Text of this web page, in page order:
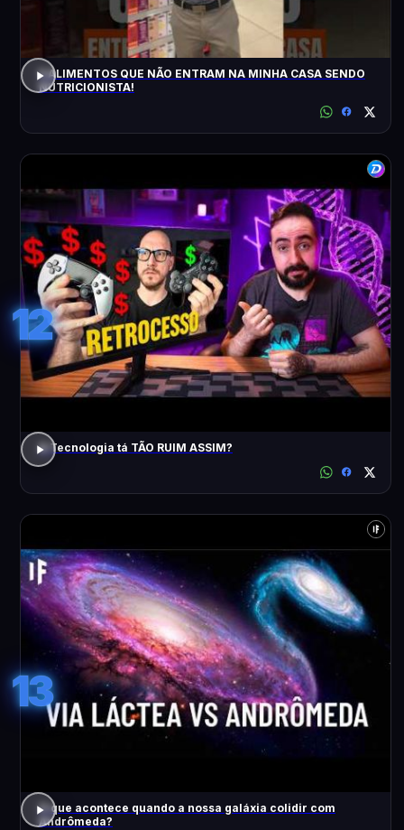
5 ALIMENTOS QUE NÃO ENTRAM NA MINHA CASA SENDO
NUTRICIONISTA!
12
A Tecnologia tá TÃO RUIM ASSIM?
13
O que acontece quando a nossa galáxia colidir com
Andrômeda?